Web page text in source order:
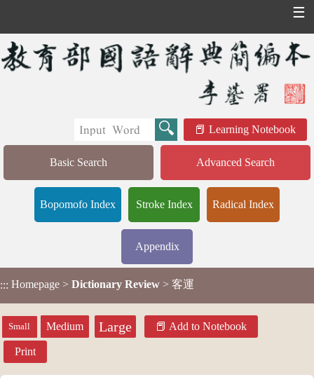
☰
Learning Notebook
Basic Search Advanced Search
Bopomofo Index Stroke Index Radical Index
Appendix
::: Homepage > Dictionary Review > 客運
Small Medium Large Add to Notebook
Print